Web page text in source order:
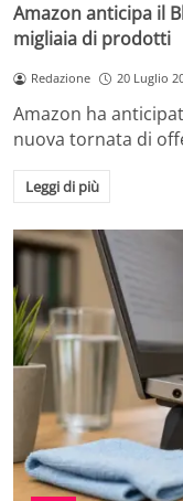
Amazon anticipa il
migliaia di prodotti
Redazione 20 Luglio
Amazon ha
nuova tornata di
Leggi di più